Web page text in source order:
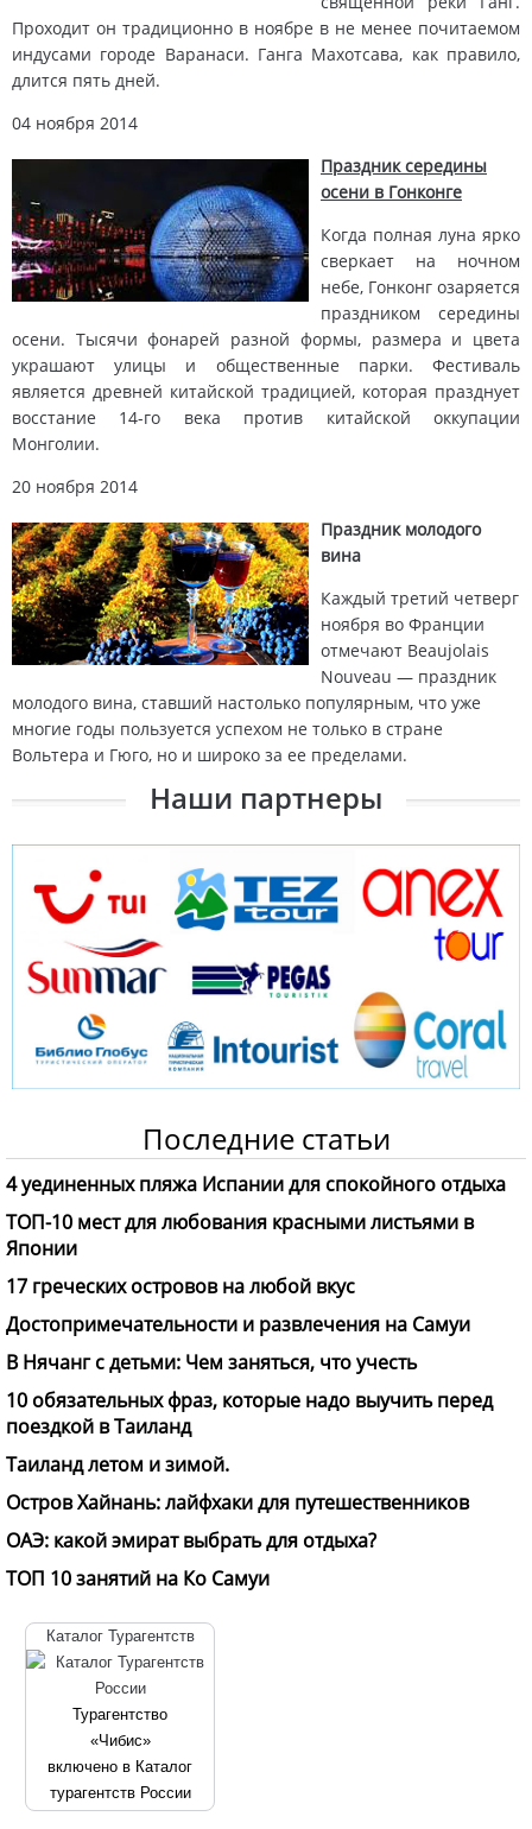
Проходит он традиционно в ноябре в не менее почитаемом
индусами городе Варанаси. Ганга Махотсава, как правило,
длится пять дней.
04 ноября 2014
Праздник середины
осени в Гонконге
Когда полная луна ярко
сверкает на ночном
небе, Гонконг озаряется
праздником середины
осени. Тысячи фонарей разной формы, размера и цвета
украшают улицы и общественные парки. Фестиваль
является древней китайской традицией, которая празднует
восстание 14-го века против китайской оккупации
Монголии.
20 ноября 2014
Праздник молодого
вина
Каждый третий четверг
ноября во Франции
отмечают Beaujolais
Nouveau — праздник
молодого вина, ставший настолько популярным, что уже
многие годы пользуется успехом не только в стране
Вольтера и Гюго, но и широко за ее пределами.
Наши партнеры
Последние статьи
4 уединенных пляжа Испании для спокойного отдыха
ТОП-10 мест для любования красными листьями в
Японии
17 греческих островов на любой вкус
Достопримечательности и развлечения на Самуи
В Нячанг с детьми: Чем заняться, что учесть
10 обязательных фраз, которые надо выучить перед
поездкой в Таиланд
Таиланд летом и зимой.
Остров Хайнань: лайфхаки для путешественников
ОАЭ: какой эмират выбрать для отдыха?
ТОП 10 занятий на Ко Самуи
Каталог Турагентств
Турагентство
«Чибис»
включено в Каталог
турагентств России